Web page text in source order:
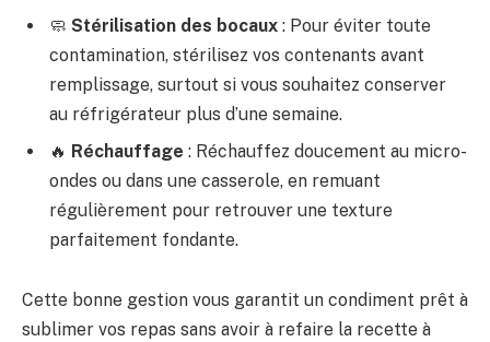
🧼 Stérilisation des bocaux : Pour éviter toute
contamination, stérilisez vos contenants avant
remplissage, surtout si vous souhaitez conserver
au réfrigérateur plus d’une semaine.
🔥 Réchauffage : Réchauffez doucement au micro-
ondes ou dans une casserole, en remuant
régulièrement pour retrouver une texture
parfaitement fondante.
Cette bonne gestion vous garantit un condiment prêt à
sublimer vos repas sans avoir à refaire la recette à